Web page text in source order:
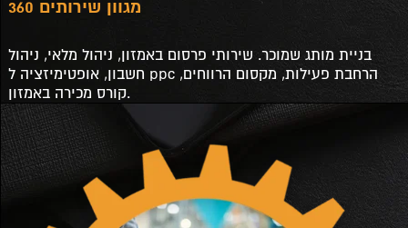
מגוון שירותים 360
בניית מותג שמוכר. שירותי פרסום באמזון, ניהול מלאי, ניהול
חשבון, אופטימיזציה ל ppc הרחבת פעילות, מקסום הרווחים,
קורס מכירה באמזון.